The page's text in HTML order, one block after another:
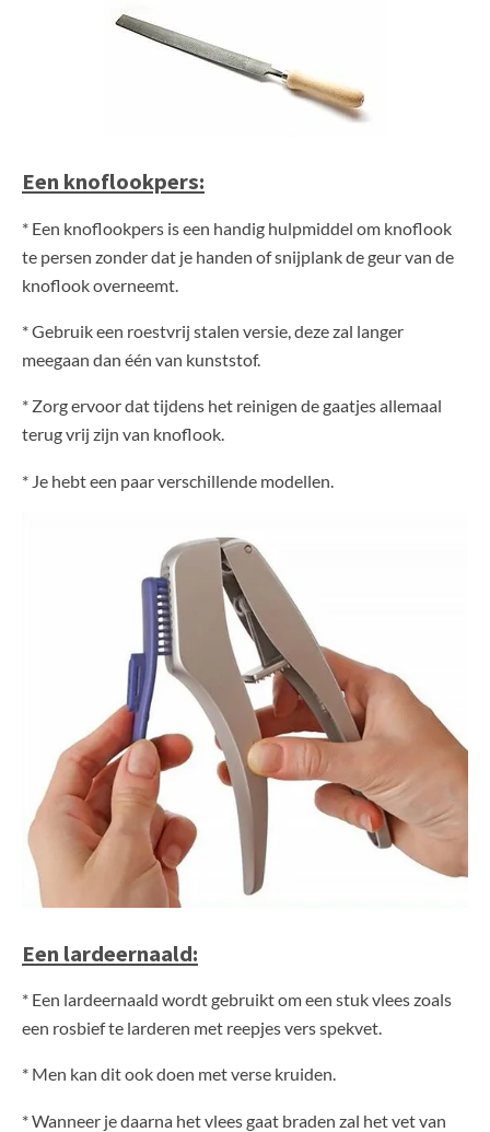
Een knoflookpers:
* Een knoflookpers is een handig hulpmiddel om knoflook
te persen zonder dat je handen of snijplank de geur van de
knoflook overneemt.
* Gebruik een roestvrij stalen versie, deze zal langer
meegaan dan één van kunststof.
* Zorg ervoor dat tijdens het reinigen de gaatjes allemaal
terug vrij zijn van knoflook.
* Je hebt een paar verschillende modellen.
Een lardeernaald:
* Een lardeernaald wordt gebruikt om een stuk vlees zoals
een rosbief te larderen met reepjes vers spekvet.
* Men kan dit ook doen met verse kruiden.
* Wanneer je daarna het vlees gaat braden zal het vet van